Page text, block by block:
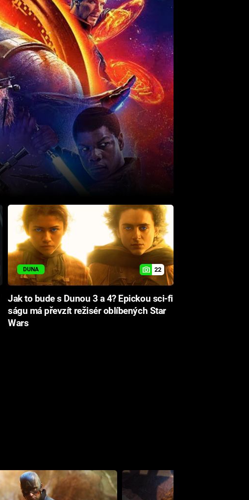
DUNA 22
Jak to bude s Dunou 3 a 4? Epickou sci-fi
ságu má převzít režisér oblíbených Star
Wars